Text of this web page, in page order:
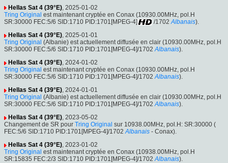
Hellas Sat 4 (39°E), 2025-01-02
Tring Original est maintenant cryptée en Conax (10930.00MHz, pol.H
SR:30000 FEC:5/6 SID:1710 PID:1701[MPEG-4]
/1702 Albanais).
Hellas Sat 4 (39°E), 2025-01-01
Tring Original (Albanie) est actuellement diffusée en clair (10930.00MHz, pol.H
SR:30000 FEC:5/6 SID:1710 PID:1701[MPEG-4]/1702 Albanais).
Hellas Sat 4 (39°E), 2024-01-02
Tring Original est maintenant cryptée en Conax (10930.00MHz, pol.H
SR:30000 FEC:5/6 SID:1710 PID:1701[MPEG-4]/1702 Albanais).
Hellas Sat 4 (39°E), 2024-01-01
Tring Original (Albanie) est actuellement diffusée en clair (10930.00MHz, pol.H
SR:30000 FEC:5/6 SID:1710 PID:1701[MPEG-4]/1702 Albanais).
Hellas Sat 4 (39°E), 2023-05-02
Changement de SR pour Tring Original sur 10938.00MHz, pol.H: SR:30000 (
FEC:5/6 SID:1710 PID:1701[MPEG-4]/1702 Albanais - Conax).
Hellas Sat 4 (39°E), 2023-01-02
Tring Original est maintenant cryptée en Conax (10938.00MHz, pol.H
SR:15835 FEC:2/3 SID:1710 PID:1701[MPEG-4]/1702 Albanais).